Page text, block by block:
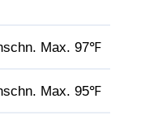
Max. 97℉
Max. 95℉
Land